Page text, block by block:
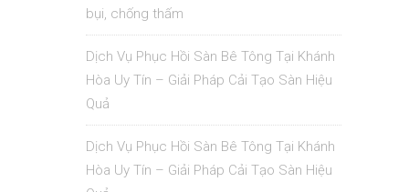
bụi, chống thấm
Dịch Vụ Phục Hồi Sàn Bê Tông Tại Khánh
Hòa Uy Tín – Giải Pháp Cải Tạo Sàn Hiệu
Quả
Dịch Vụ Phục Hồi Sàn Bê Tông Tại Khánh
Hòa Uy Tín – Giải Pháp Cải Tạo Sàn Hiệu